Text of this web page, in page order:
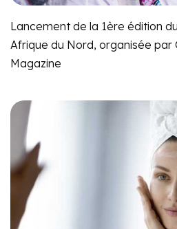
Lancement de la 1ère édition
Afrique du Nord, organisée par
Magazine